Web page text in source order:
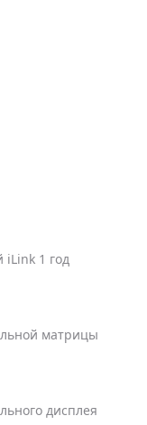
iLink 1 год
До / После
матрицы
До / После
дисплея
До / После